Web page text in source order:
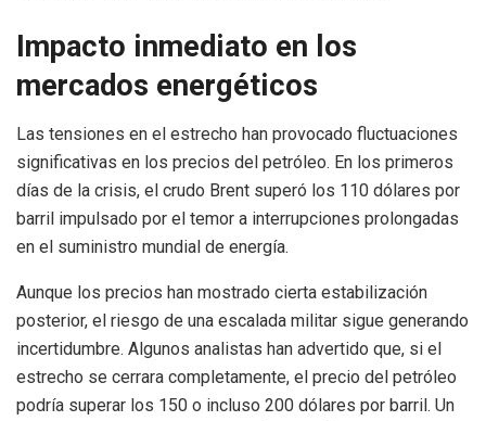
Impacto inmediato en los
mercados energéticos
Las tensiones en el estrecho han provocado fluctuaciones
significativas en los precios del petróleo. En los primeros
días de la crisis, el crudo Brent superó los 110 dólares por
barril impulsado por el temor a interrupciones prolongadas
en el suministro mundial de energía.
Aunque los precios han mostrado cierta estabilización
posterior, el riesgo de una escalada militar sigue generando
incertidumbre. Algunos analistas han advertido que, si el
estrecho se cerrara completamente, el precio del petróleo
podría superar los 150 o incluso 200 dólares por barril. Un